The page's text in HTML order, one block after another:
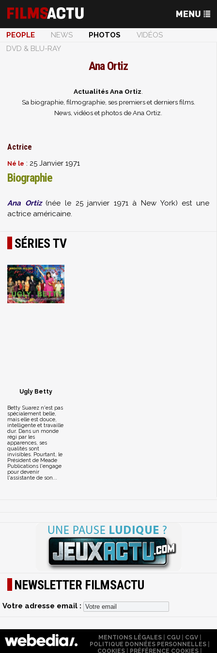
PEOPLE NEWS PHOTOS
VIDÉOS
DVD & BLU-RAY
Ana Ortiz
Actualités Ana Ortiz
Sa biographie, filmographie, ses premiers et derniers films.
News, vidéos et photos de Ana Ortiz.
Actrice
Né le : 25 Janvier 1971
Biographie
Ana Ortiz(née le 25 janvier 1971 à New York) est une
actrice américaine.
SÉRIES TV
Ugly Betty
Betty Suarez n'est pas
spécialement belle,
mais elle est douce,
intelligente et travaille
dur. Dans un monde
régi par les
apparences, ses
qualités sont
invisibles. Pourtant, le
Président de Meade
Publications l'engage
pour devenir
l'assistante de son...
NEWSLETTER FILMSACTU
Votre adresse email :
MENTIONS LÉGALES| CGU| CGV|
POLITIQUE DONNÉES PERSONNELLES
COOKIES
PRÉFÉRENCE COOKIES